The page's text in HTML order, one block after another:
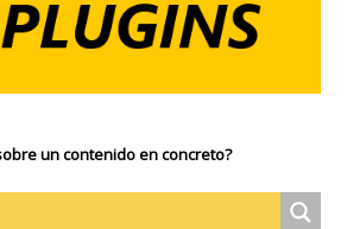
un contenido en concreto?